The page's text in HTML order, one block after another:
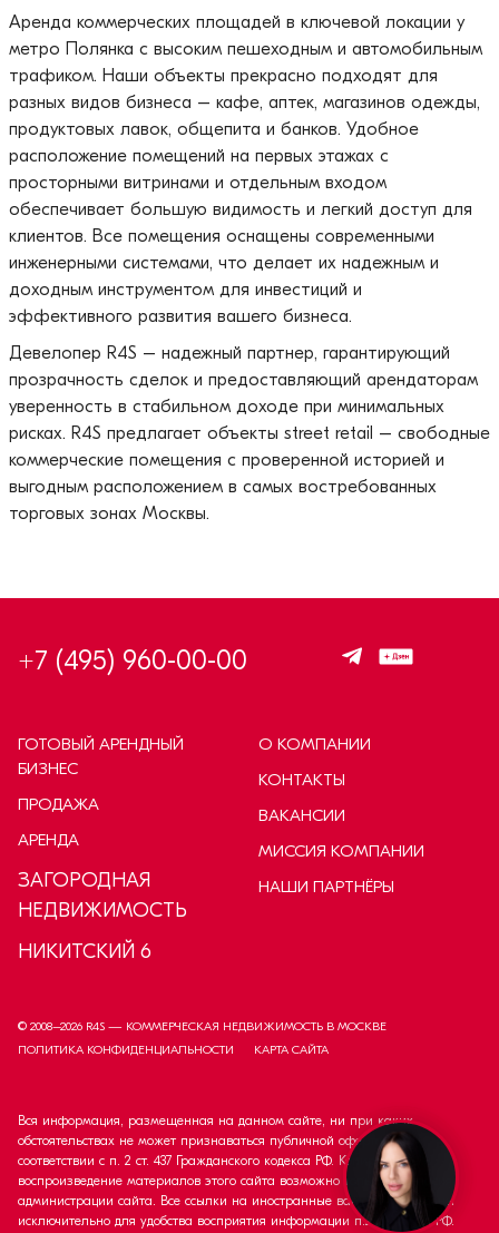
Аренда коммерческих площадей в ключевой локации у
метро Полянка с высоким пешеходным и автомобильным
трафиком. Наши объекты прекрасно подходят для
разных видов бизнеса – кафе, аптек, магазинов одежды,
продуктовых лавок, общепита и банков. Удобное
расположение помещений на первых этажах с
просторными витринами и отдельным входом
обеспечивает большую видимость и легкий доступ для
клиентов. Все помещения оснащены современными
инженерными системами, что делает их надежным и
доходным инструментом для инвестиций и
эффективного развития вашего бизнеса.
Девелопер R4S – надежный партнер, гарантирующий
прозрачность сделок и предоставляющий арендаторам
уверенность в стабильном доходе при минимальных
рисках. R4S предлагает объекты street retail – свободные
коммерческие помещения с проверенной историей и
выгодным расположением в самых востребованных
торговых зонах Москвы.
+7 (495) 960-00-00
ГОТОВЫЙ АРЕНДНЫЙ
БИЗНЕС
ПРОДАЖА
АРЕНДА
ЗАГОРОДНАЯ
НЕДВИЖИМОСТЬ
НИКИТСКИЙ 6
О КОМПАНИИ
КОНТАКТЫ
ВАКАНСИИ
МИССИЯ КОМПАНИИ
НАШИ ПАРТНЁРЫ
© 2008–2026 R4S — КОММЕРЧЕСКАЯ НЕДВИЖИМОСТЬ В МОСКВЕ
ПОЛИТИКА КОНФИДЕНЦИАЛЬНОСТИ
КАРТА САЙТА
Вся информация, размещенная на данном сайте, ни при каких
обстоятельствах не может признаваться публичной офертой в
соответствии с п. 2 ст. 437 Гражданского кодекса РФ. Копирование и
воспроизведение материалов этого сайта возможно только с согласия
администрации сайта. Все ссылки на иностранные валюты приведены
исключительно для удобства восприятия информации п.2 ст. 437 ГК РФ.